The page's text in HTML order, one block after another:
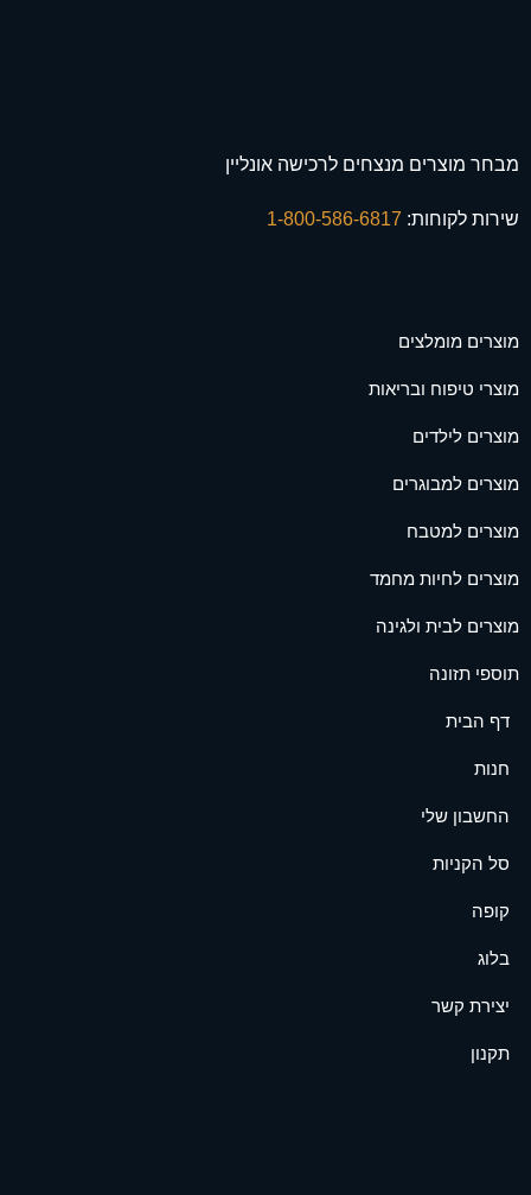
מבחר מוצרים מנצחים לרכישה אונליין
שירות לקוחות:
מוצרים מומלצים
מוצרי טיפוח ובריאות
מוצרים לילדים
מוצרים למבוגרים
מוצרים למטבח
מוצרים לחיות מחמד
מוצרים לבית ולגינה
תוספי תזונה
דף הבית
חנות
החשבון שלי
סל הקניות
קופה
בלוג
יצירת קשר
תקנון